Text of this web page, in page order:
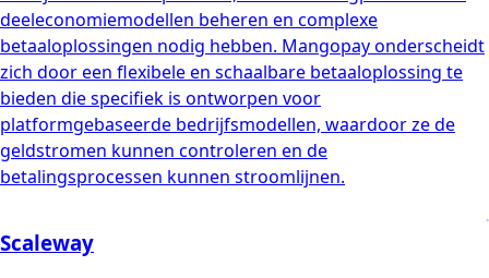
deeleconomiemodellen beheren en complexe
betaaloplossingen nodig hebben. Mangopay onderscheidt
zich door een flexibele en schaalbare betaaloplossing te
bieden die specifiek is ontworpen voor
platformgebaseerde bedrijfsmodellen, waardoor ze de
geldstromen kunnen controleren en de
betalingsprocessen kunnen stroomlijnen.
Scaleway